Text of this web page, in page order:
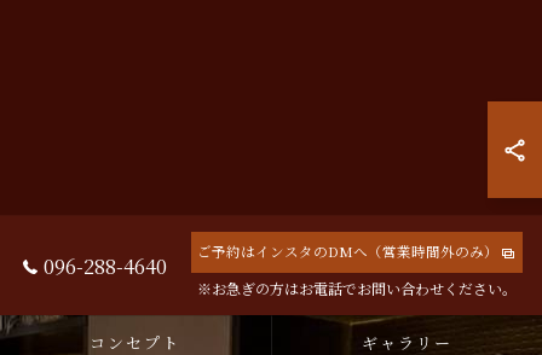
096-288-4640 ご予約はインスタのDMへ（営業時間外のみ）
※お急ぎの方はお電話でお問い合わせください。
コンセプト ギャラリー